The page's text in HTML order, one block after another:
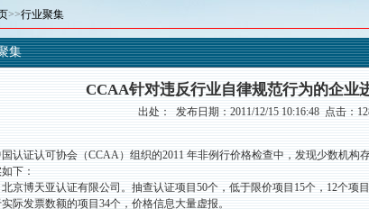
>>行业聚集
CCAA针对违反行业自律规范行为的企业
出处： 发布日期：2011/12/15 10:16:48 点击：
认证认可协会（CCAA）组织的2011 年非例行价格检查中，发现少数机构
下：
京博天亚认证有限公司。抽查认证项目50个，低于限价项目15个，12个项
际发票数额的项目34个，价格信息大量虚报。